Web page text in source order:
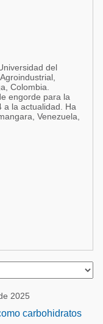
del
Colombia.
engorde para la
a la actualidad. Ha
Venezuela,
2025
carbohidratos